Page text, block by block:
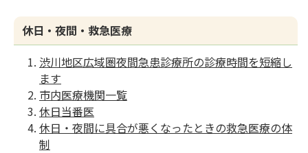
休日・夜間・救急医療
渋川地区広域圏夜間急患診療所の診療時間を短縮し
ます
市内医療機関一覧
休日当番医
休日・夜間に具合が悪くなったときの救急医療の体
制